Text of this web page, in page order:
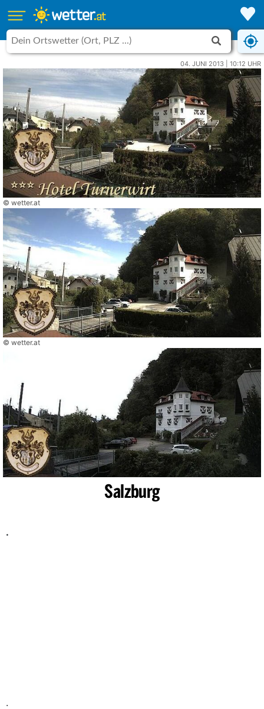
04. JUNI 2013 | 10:12 UHR
© wetter.at
© wetter.at
Salzburg
.
.